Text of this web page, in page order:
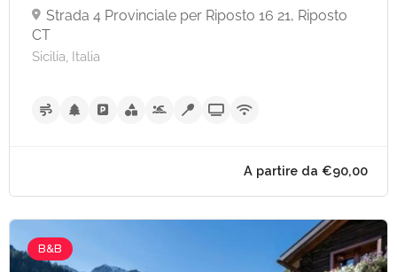
Strada 4 Provinciale per Riposto 16 21, Riposto
CT
Sicilia, Italia
B&B